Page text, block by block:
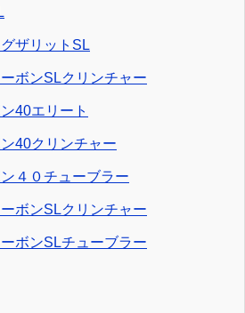
ザリットSL
ボンSLクリンチャー
40エリート
40クリンチャー
４０チューブラー
ボンSLクリンチャー
ボンSLチューブラー